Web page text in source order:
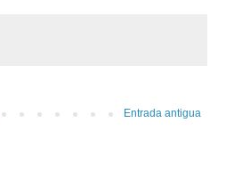
Entrada antigua